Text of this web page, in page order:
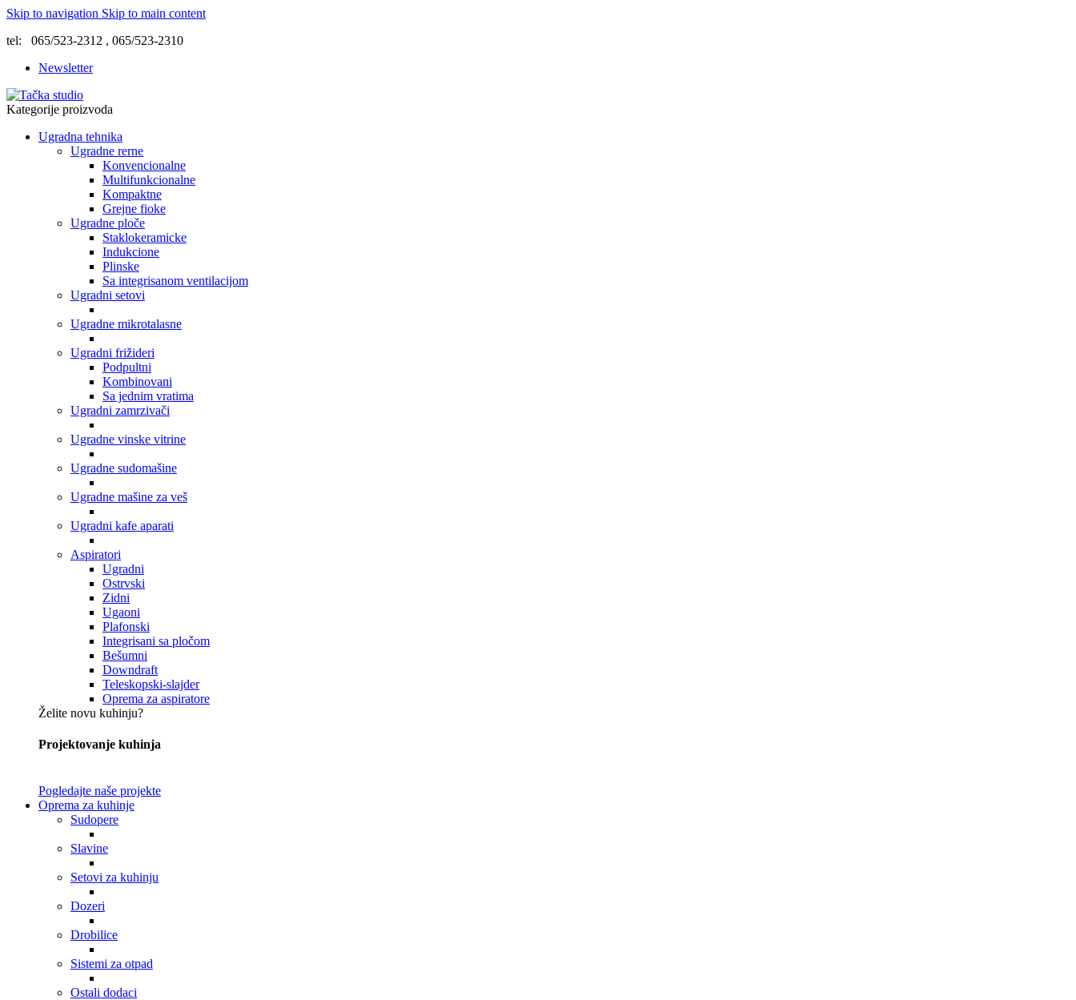
Skip to navigation Skip to main content
tel: 065/523-2312 , 065/523-2310
Newsletter
Kategorije proizvoda
Ugradna tehnika
Ugradne rerne
Konvencionalne
Multifunkcionalne
Kompaktne
Grejne fioke
Ugradne ploče
Staklokeramicke
Indukcione
Plinske
Sa integrisanom ventilacijom
Ugradni setovi
Ugradne mikrotalasne
Ugradni frižideri
Podpultni
Kombinovani
Sa jednim vratima
Ugradni zamrzivači
Ugradne vinske vitrine
Ugradne sudomašine
Ugradne mašine za veš
Ugradni kafe aparati
Aspiratori
Ugradni
Ostrvski
Zidni
Ugaoni
Plafonski
Integrisani sa pločom
Bešumni
Downdraft
Teleskopski-slajder
Oprema za aspiratore
Želite novu kuhinju?
Projektovanje kuhinja
Pogledajte naše projekte
Oprema za kuhinje
Sudopere
Slavine
Setovi za kuhinju
Dozeri
Drobilice
Sistemi za otpad
Ostali dodaci